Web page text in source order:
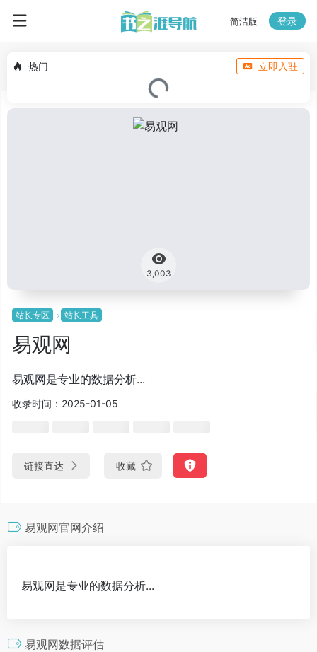
简洁版 登录
热门 立即入驻
3,003
站长专区 站长工具
易观网
易观网是专业的数据分析...
收录时间：2025-01-05
链接直达 收藏
易观网官网介绍
易观网是专业的数据分析...
易观网数据评估